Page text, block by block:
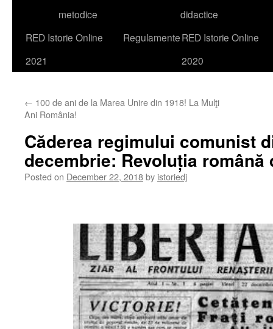
content
metodice
didactice
RED Istorie Online
2021
RegulamenteRED Istorie Online
2020
← 100 de ani de la Marea Unire din 1918! La Mulţi
Ani România!
Căderea regimului comunist
decembrie: Revoluția română
Posted on December 22, 2018by istoriedj